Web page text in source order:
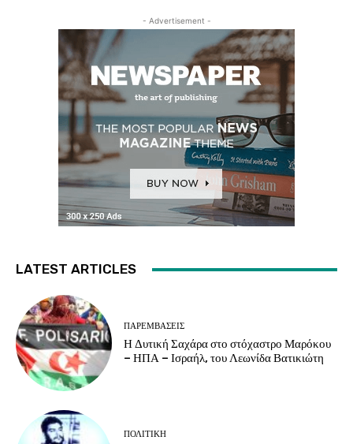
- Advertisement -
LATEST ARTICLES
ΠΑΡΕΜΒΑΣΕΙΣ
Η Δυτική Σαχάρα στο στόχαστρο Μαρόκου
– ΗΠΑ – Ισραήλ, του Λεωνίδα Βατικιώτη
ΠΟΛΙΤΙΚΗ